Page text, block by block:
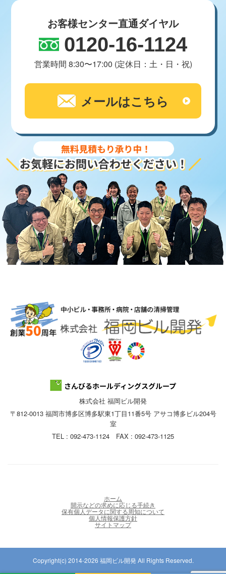
お客様センター直通ダイヤル
0120-16-1124
営業時間 8:30〜17:00 (定休日：土・日・祝)
メールはこちら
株式会社 福岡ビル開発
〒812-0013 福岡市博多区博多駅東1丁目11番5号 アサコ博多ビル204号
室
TEL : 092-473-1124 FAX : 092-473-1125
ホーム
開示などの求めに応じる手続き
保有個人データに関する周知について
個人情報保護方針
サイトマップ
Copyright(c) 2014-2026 福岡ビル開発 All Rights Reserved.